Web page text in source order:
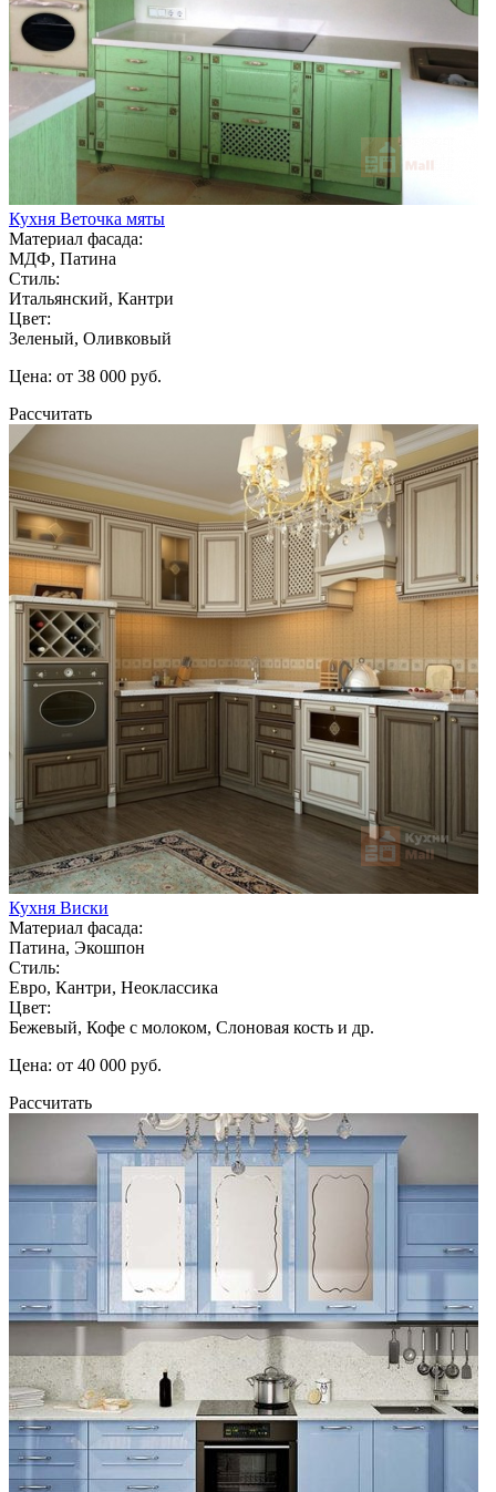
Кухня Веточка мяты
Материал фасада:
МДФ, Патина
Стиль:
Итальянский, Кантри
Цвет:
Зеленый, Оливковый
Цена: от 38 000 руб.
Рассчитать
Кухня Виски
Материал фасада:
Патина, Экошпон
Стиль:
Евро, Кантри, Неоклассика
Цвет:
Бежевый, Кофе с молоком, Слоновая кость и др.
Цена: от 40 000 руб.
Рассчитать